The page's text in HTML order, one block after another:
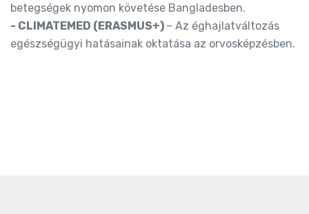
betegségek nyomon követése Bangladesben.
- CLIMATEMED (ERASMUS+) – Az éghajlatváltozás
egészségügyi hatásainak oktatása az orvosképzésben.